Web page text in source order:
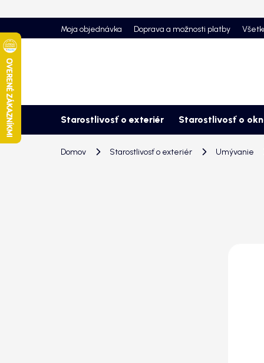
na
obsah
Moja objednávka Doprava a možnosti platby
Starostlivosť o exteriér Starostlivosť o
Domov Starostlivosť o exteriér Umývanie